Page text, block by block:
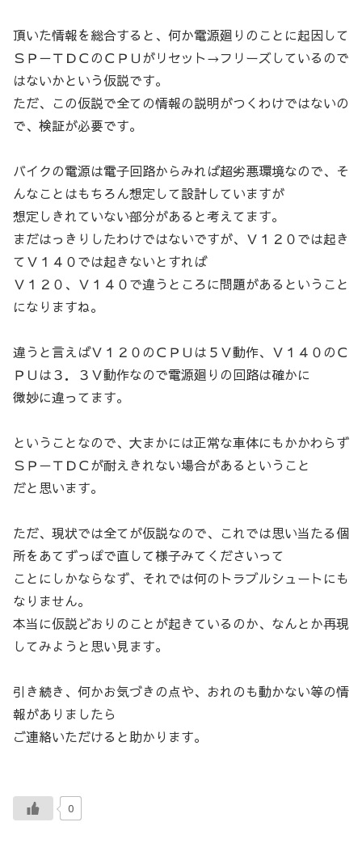
頂いた情報を総合すると、何か電源廻りのことに起因して
ＳＰ－ＴＤＣのＣＰＵがリセット→フリーズしているので
はないかという仮説です。
ただ、この仮説で全ての情報の説明がつくわけではないの
で、検証が必要です。
バイクの電源は電子回路からみれば超劣悪環境なので、そ
んなことはもちろん想定して設計していますが
想定しきれていない部分があると考えてます。
まだはっきりしたわけではないですが、Ｖ１２０では起き
てＶ１４０では起きないとすれば
Ｖ１２０、Ｖ１４０で違うところに問題があるということ
になりますね。
違うと言えばＶ１２０のＣＰＵは５Ｖ動作、Ｖ１４０のＣ
ＰＵは３．３Ｖ動作なので電源廻りの回路は確かに
微妙に違ってます。
ということなので、大まかには正常な車体にもかかわらず
ＳＰ－ＴＤＣが耐えきれない場合があるということ
だと思います。
ただ、現状では全てが仮説なので、これでは思い当たる個
所をあてずっぽで直して様子みてくださいって
ことにしかならなず、それでは何のトラブルシュートにも
なりません。
本当に仮説どおりのことが起きているのか、なんとか再現
してみようと思い見ます。
引き続き、何かお気づきの点や、おれのも動かない等の情
報がありましたら
ご連絡いただけると助かります。
0